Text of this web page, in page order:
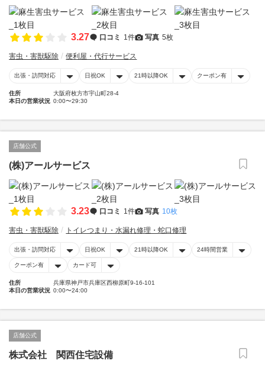
3.27 口コミ 1件 写真 5枚
害虫・害獣駆除 便利屋・代行サービス
出張・訪問対応 日祝OK 21時以降OK クーポン有
住所
大阪府枚方市宇山町28-4
本日の営業状況 0:00〜29:30
店舗公式
(株)アールサービス
3.23 口コミ 1件 写真 10枚
害虫・害獣駆除 トイレつまり・水漏れ修理・蛇口修理
出張・訪問対応 日祝OK 21時以降OK 24時間営業
クーポン有 カード可
住所
兵庫県神戸市兵庫区西柳原町9-16-101
本日の営業状況 0:00〜24:00
店舗公式
株式会社 関西住宅設備